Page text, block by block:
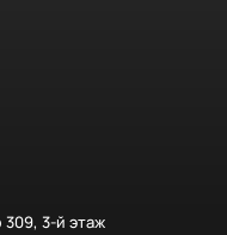
309, 3-й этаж